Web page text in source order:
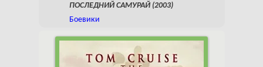
ПОСЛЕДНИЙ САМУРАЙ (2003)
Боевики